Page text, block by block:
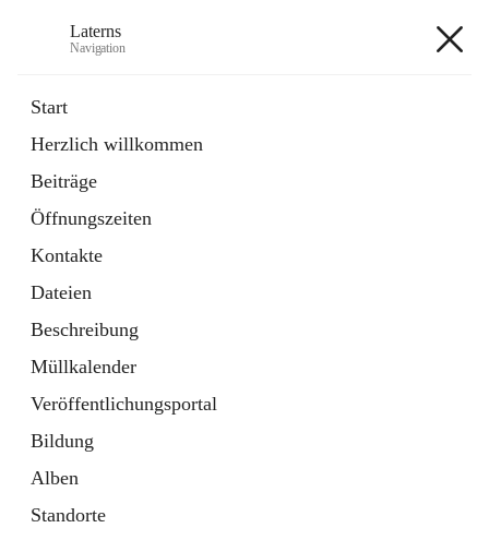
Laterns
Navigation
Start
Herzlich willkommen
Beiträge
Öffnungszeiten
Kontakte
Dateien
Beschreibung
Müllkalender
Veröffentlichungsportal
Bildung
Alben
Standorte
11 Schnellzugriffe
Soziales
1 Schnellzugriff